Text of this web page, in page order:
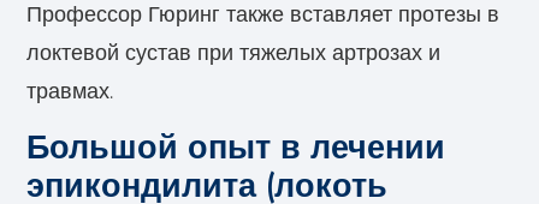
Профессор Гюринг также вставляет протезы в
локтевой сустав при тяжелых артрозах и
травмах.
Большой опыт в лечении
эпикондилита (локоть